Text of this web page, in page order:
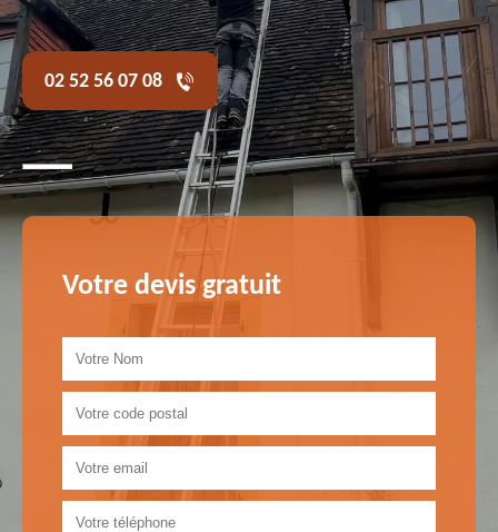
02 52 56 07 08
Votre devis gratuit